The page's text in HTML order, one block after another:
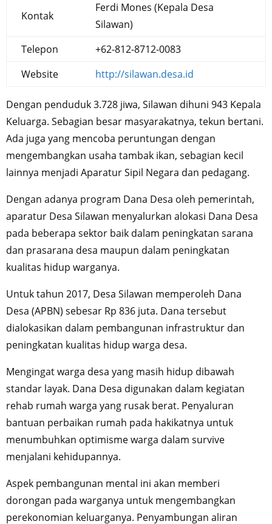
Kontak
Ferdi Mones (Kepala Desa
Silawan)
Telepon
+62-812-8712-0083
Website
http://silawan.desa.id
Dengan penduduk 3.728 jiwa, Silawan dihuni 943 Kepala
Keluarga. Sebagian besar masyarakatnya, tekun bertani.
Ada juga yang mencoba peruntungan dengan
mengembangkan usaha tambak ikan, sebagian kecil
lainnya menjadi Aparatur Sipil Negara dan pedagang.
Dengan adanya program Dana Desa oleh pemerintah,
aparatur Desa Silawan menyalurkan alokasi Dana Desa
pada beberapa sektor baik dalam peningkatan sarana
dan prasarana desa maupun dalam peningkatan
kualitas hidup warganya.
Untuk tahun 2017, Desa Silawan memperoleh Dana
Desa (APBN) sebesar Rp 836 juta. Dana tersebut
dialokasikan dalam pembangunan infrastruktur dan
peningkatan kualitas hidup warga desa.
Mengingat warga desa yang masih hidup dibawah
standar layak. Dana Desa digunakan dalam kegiatan
rehab rumah warga yang rusak berat. Penyaluran
bantuan perbaikan rumah pada hakikatnya untuk
menumbuhkan optimisme warga dalam survive
menjalani kehidupannya.
Aspek pembangunan mental ini akan memberi
dorongan pada warganya untuk mengembangkan
perekonomian keluarganya. Penyambungan aliran